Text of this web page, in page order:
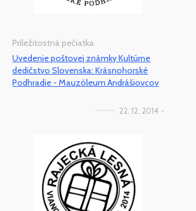
Príležitostná pečiatka
Uvedenie poštovej známky Kultúrne
dedičstvo Slovenska: Krásnohorské
Podhradie - Mauzóleum Andrášiovcov
22. 12. 2014 -